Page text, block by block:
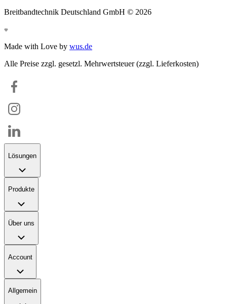
Breitbandtechnik Deutschland GmbH © 2026
Made with Love by wus.de
Alle Preise zzgl. gesetzl. Mehrwertsteuer (zzgl. Lieferkosten)
Lösungen
Produkte
Über uns
Account
Allgemein